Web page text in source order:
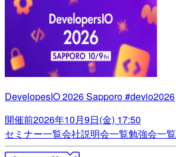
DevelopesIO 2026 Sapporo #devio2026
開催前2026年10月9日(金) 17:50
セミナー一覧会社説明会一覧勉強会一覧